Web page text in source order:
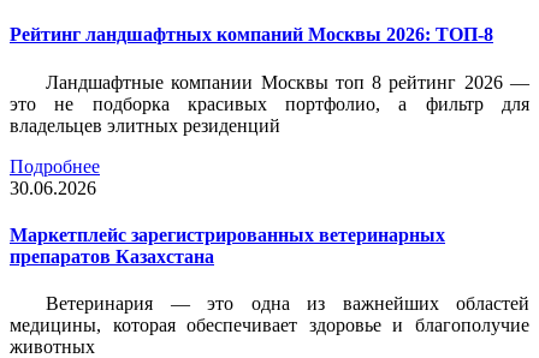
Рейтинг ландшафтных компаний Москвы 2026: ТОП-8
Ландшафтные компании Москвы топ 8 рейтинг 2026 —
это не подборка красивых портфолио, а фильтр для
владельцев элитных резиденций
Подробнее
30.06.2026
Маркетплейс зарегистрированных ветеринарных
препаратов Казахстана
Ветеринария — это одна из важнейших областей
медицины, которая обеспечивает здоровье и благополучие
животных